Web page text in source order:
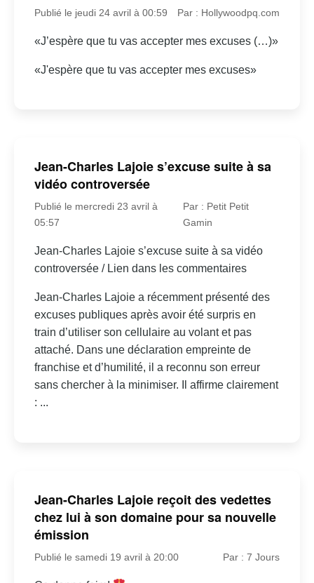
Publié le jeudi 24 avril à 00:59 Par : Hollywoodpq.com
«J’espère que tu vas accepter mes excuses (…)»
«J'espère que tu vas accepter mes excuses»
Jean-Charles Lajoie s’excuse suite à sa
vidéo controversée
Publié le mercredi 23 avril à
05:57
Par : Petit Petit
Gamin
Jean-Charles Lajoie s’excuse suite à sa vidéo
controversée / Lien dans les commentaires
Jean-Charles Lajoie a récemment présenté des
excuses publiques après avoir été surpris en
train d’utiliser son cellulaire au volant et pas
attaché. Dans une déclaration empreinte de
franchise et d’humilité, il a reconnu son erreur
sans chercher à la minimiser. Il affirme clairement
: ...
Jean-Charles Lajoie reçoit des vedettes
chez lui à son domaine pour sa nouvelle
émission
Publié le samedi 19 avril à 20:00 Par : 7 Jours